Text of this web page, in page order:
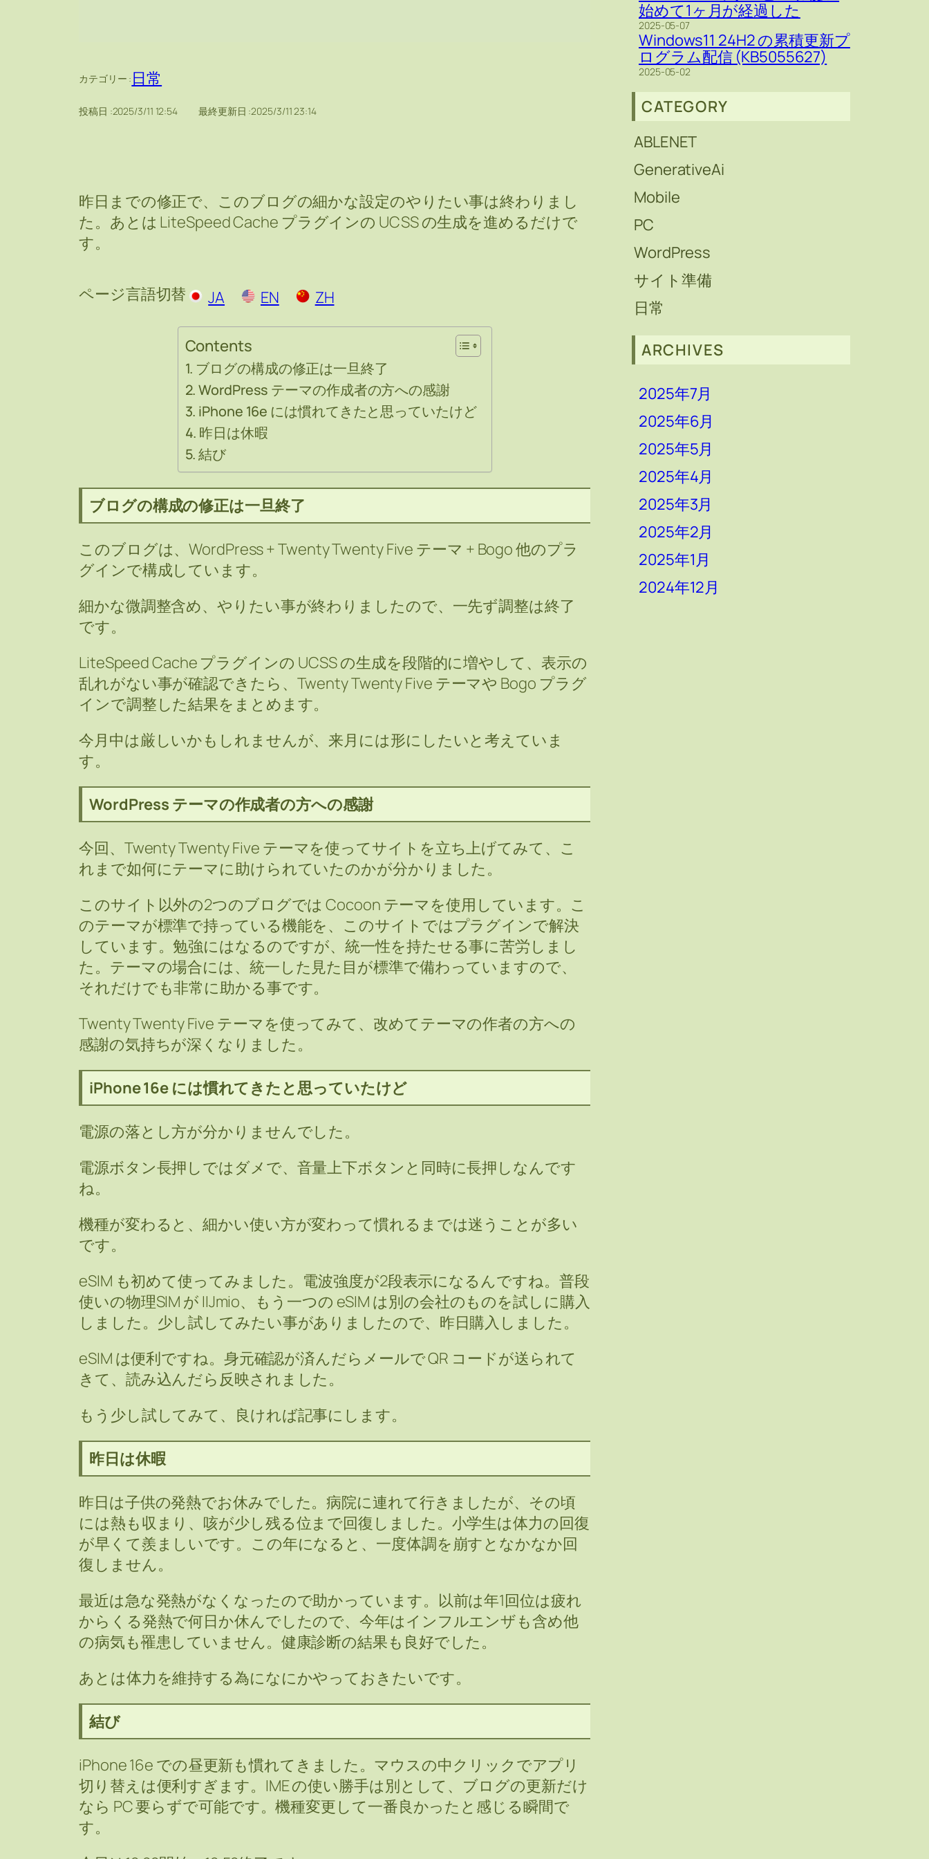
カテゴリー : 日常
投稿日 :2025/3/11 12:54 最終更新日 :2025/3/11 23:14
昨日までの修正で、このブログの細かな設定のやりたい事は終わりまし
た。あとは LiteSpeed Cache プラグインの UCSS の生成を進めるだけで
す。
ページ言語切替 EN
JA ZH
Contents
ブログの構成の修正は一旦終了
WordPress テーマの作成者の方への感謝
iPhone 16e には慣れてきたと思っていたけど
昨日は休暇
結び
ブログの構成の修正は一旦終了
このブログは、WordPress + Twenty Twenty Five テーマ + Bogo 他のプラ
グインで構成しています。
細かな微調整含め、やりたい事が終わりましたので、一先ず調整は終了
です。
LiteSpeed Cache プラグインの UCSS の生成を段階的に増やして、表示の
乱れがない事が確認できたら、Twenty Twenty Five テーマや Bogo プラグ
インで調整した結果をまとめます。
今月中は厳しいかもしれませんが、来月には形にしたいと考えていま
す。
WordPress テーマの作成者の方への感謝
今回、Twenty Twenty Five テーマを使ってサイトを立ち上げてみて、こ
れまで如何にテーマに助けられていたのかが分かりました。
このサイト以外の2つのブログでは Cocoon テーマを使用しています。こ
のテーマが標準で持っている機能を、このサイトではプラグインで解決
しています。勉強にはなるのですが、統一性を持たせる事に苦労しまし
た。テーマの場合には、統一した見た目が標準で備わっていますので、
それだけでも非常に助かる事です。
Twenty Twenty Five テーマを使ってみて、改めてテーマの作者の方への
感謝の気持ちが深くなりました。
iPhone 16e には慣れてきたと思っていたけど
電源の落とし方が分かりませんでした。
電源ボタン長押しではダメで、音量上下ボタンと同時に長押しなんです
ね。
機種が変わると、細かい使い方が変わって慣れるまでは迷うことが多い
です。
eSIM も初めて使ってみました。電波強度が2段表示になるんですね。普段
使いの物理SIM が IIJmio、もう一つの eSIM は別の会社のものを試しに購入
しました。少し試してみたい事がありましたので、昨日購入しました。
eSIM は便利ですね。身元確認が済んだらメールで QR コードが送られて
きて、読み込んだら反映されました。
もう少し試してみて、良ければ記事にします。
昨日は休暇
昨日は子供の発熱でお休みでした。病院に連れて行きましたが、その頃
には熱も収まり、咳が少し残る位まで回復しました。小学生は体力の回復
が早くて羨ましいです。この年になると、一度体調を崩すとなかなか回
復しません。
最近は急な発熱がなくなったので助かっています。以前は年1回位は疲れ
からくる発熱で何日か休んでしたので、今年はインフルエンザも含め他
の病気も罹患していません。健康診断の結果も良好でした。
あとは体力を維持する為になにかやっておきたいです。
結び
iPhone 16e での昼更新も慣れてきました。マウスの中クリックでアプリ
切り替えは便利すぎます。IME の使い勝手は別として、ブログの更新だけ
なら PC 要らずで可能です。機種変更して一番良かったと感じる瞬間で
す。
始めて1ヶ月が経過した
2025-05-07
Windows11 24H2 の累積更新プ
ログラム配信 (KB5055627)
2025-05-02
CATEGORY
ABLENET
GenerativeAi
Mobile
PC
WordPress
サイト準備
日常
ARCHIVES
2025年7月
2025年6月
2025年5月
2025年4月
2025年3月
2025年2月
2025年1月
2024年12月